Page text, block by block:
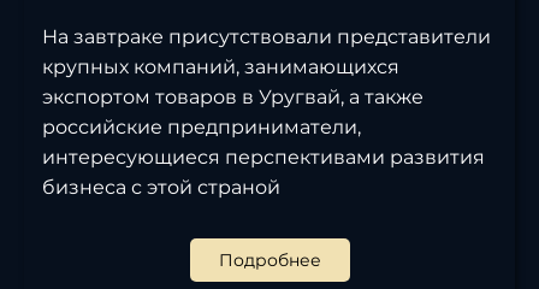
На завтраке присутствовали представители
крупных компаний, занимающихся
экспортом товаров в Уругвай, а также
российские предприниматели,
интересующиеся перспективами развития
бизнеса с этой страной
Подробнее